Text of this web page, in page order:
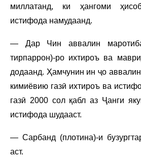
миллатанд, ки ҳангоми
истифода намудаанд.
— Дар Чин аввалин
тирпаррон)-ро ихтироъ ва
додаанд. Ҳамчунин ин ҷо
кимиёвию газӣ ихтироъ ва
газӣ 2000 сол қабл аз Ҷанги
истифода шудааст.
— Сарбанд (плотина)-и
аст.